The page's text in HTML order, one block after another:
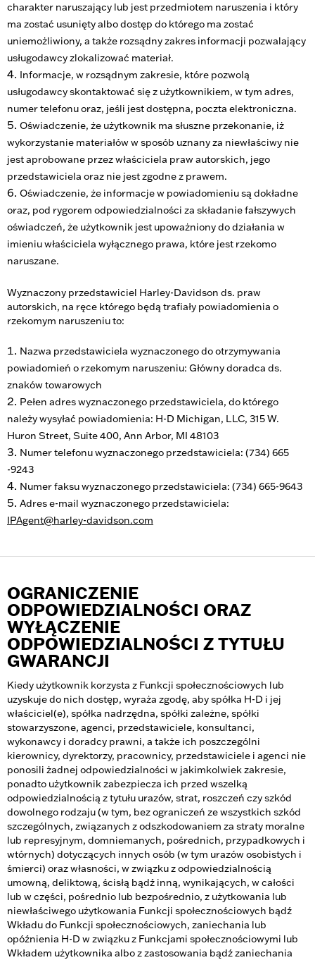
charakter naruszający lub jest przedmiotem naruszenia i który
ma zostać usunięty albo dostęp do którego ma zostać
uniemożliwiony, a także rozsądny zakres informacji pozwalający
usługodawcy zlokalizować materiał.
Informacje, w rozsądnym zakresie, które pozwolą
usługodawcy skontaktować się z użytkownikiem, w tym adres,
numer telefonu oraz, jeśli jest dostępna, poczta elektroniczna.
Oświadczenie, że użytkownik ma słuszne przekonanie, iż
wykorzystanie materiałów w sposób uznany za niewłaściwy nie
jest aprobowane przez właściciela praw autorskich, jego
przedstawiciela oraz nie jest zgodne z prawem.
Oświadczenie, że informacje w powiadomieniu są dokładne
oraz, pod rygorem odpowiedzialności za składanie fałszywych
oświadczeń, że użytkownik jest upoważniony do działania w
imieniu właściciela wyłącznego prawa, które jest rzekomo
naruszane.
Wyznaczony przedstawiciel Harley-Davidson ds. praw
autorskich, na ręce którego będą trafiały powiadomienia o
rzekomym naruszeniu to:
Nazwa przedstawiciela wyznaczonego do otrzymywania
powiadomień o rzekomym naruszeniu: Główny doradca ds.
znaków towarowych
Pełen adres wyznaczonego przedstawiciela, do którego
należy wysyłać powiadomienia: H-D Michigan, LLC, 315 W.
Huron Street, Suite 400, Ann Arbor, MI 48103
Numer telefonu wyznaczonego przedstawiciela: (734) 665
-9243
Numer faksu wyznaczonego przedstawiciela: (734) 665-9643
Adres e-mail wyznaczonego przedstawiciela:
IPAgent@harley-davidson.com
OGRANICZENIE
ODPOWIEDZIALNOŚCI ORAZ
WYŁĄCZENIE
ODPOWIEDZIALNOŚCI Z TYTUŁU
GWARANCJI
Kiedy użytkownik korzysta z Funkcji społecznościowych lub
uzyskuje do nich dostęp, wyraża zgodę, aby spółka H-D i jej
właściciel(e), spółka nadrzędna, spółki zależne, spółki
stowarzyszone, agenci, przedstawiciele, konsultanci,
wykonawcy i doradcy prawni, a także ich poszczególni
kierownicy, dyrektorzy, pracownicy, przedstawiciele i agenci nie
ponosili żadnej odpowiedzialności w jakimkolwiek zakresie,
ponadto użytkownik zabezpiecza ich przed wszelką
odpowiedzialnością z tytułu urazów, strat, roszczeń czy szkód
dowolnego rodzaju (w tym, bez ograniczeń ze wszystkich szkód
szczególnych, związanych z odszkodowaniem za straty moralne
lub represyjnym, domniemanych, pośrednich, przypadkowych i
wtórnych) dotyczących innych osób (w tym urazów osobistych i
śmierci) oraz własności, w związku z odpowiedzialnością
umowną, deliktową, ścisłą bądź inną, wynikających, w całości
lub w części, pośrednio lub bezpośrednio, z użytkowania lub
niewłaściwego użytkowania Funkcji społecznościowych bądź
Wkładu do Funkcji społecznościowych, zaniechania lub
opóźnienia H-D w związku z Funkcjami społecznościowymi lub
Wkładem użytkownika albo z zastosowania bądź zaniechania